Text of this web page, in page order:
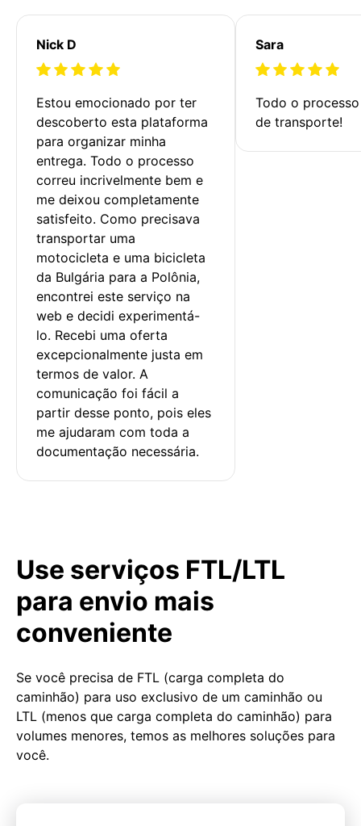
Nick D
Estou emocionado por ter
descoberto esta plataforma
para organizar minha
entrega. Todo o processo
correu incrivelmente bem e
me deixou completamente
satisfeito. Como precisava
transportar uma
motocicleta e uma bicicleta
da Bulgária para a Polônia,
encontrei este serviço na
web e decidi experimentá-
lo. Recebi uma oferta
excepcionalmente justa em
termos de valor. A
comunicação foi fácil a
partir desse ponto, pois eles
me ajudaram com toda a
documentação necessária.
Sara
Todo o
de transporte!
Use serviços FTL/LTL
para envio mais
conveniente
Se você precisa de FTL (carga completa do
caminhão) para uso exclusivo de um caminhão ou
LTL (menos que carga completa do caminhão) para
volumes menores, temos as melhores soluções para
você.